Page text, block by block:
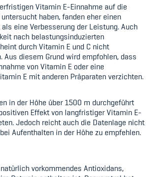
Vitamin E-Einnahme auf die
haben, fanden eher einen
eine Verbesserung der Leistung. Auch
nach belastungsinduzierten
durch Vitamin E und C nicht
Aus diesem Grund wird empfohlen, dass
von Vitamin E oder eine
E mit anderen Präparaten verzichten.
in der Höhe über 1500 m durchgeführt
Effekt von langfristiger Vitamin E-
Jedoch reicht auch die Datenlage nicht
Aufenthalten in der Höhe zu empfehlen.
vorkommendes Antioxidans,